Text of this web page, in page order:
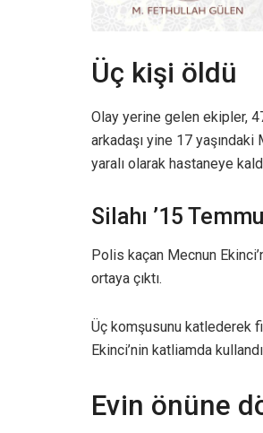
Üç kişi öldü
Olay yerine gelen ekipler,
arkadaşı yine 17
yaralı olarak hastaneye
Silahı ’15
Polis kaçan Mecnun
ortaya çıktı.
Üç komşusunu katlederek
Ekinci’nin katliamda
Evin önüne